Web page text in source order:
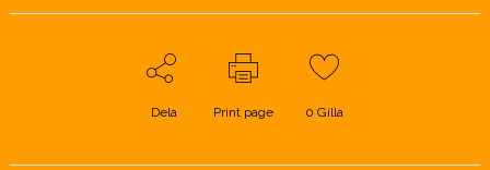
Dela Print page 0 Gilla